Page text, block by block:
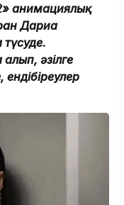
анимациялық
Дариға
түсуде.
алып, әзілге